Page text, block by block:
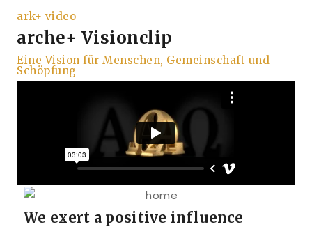
ark+ video
arche+ Visionclip
Eine Vision für Menschen, Gemeinschaft und
Schöpfung
We exert a positive influence